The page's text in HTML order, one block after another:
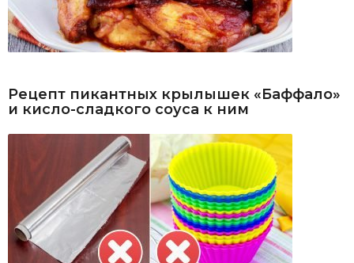
Рецепт пикантных крылышек «Баффало»
и кисло-сладкого соуса к ним